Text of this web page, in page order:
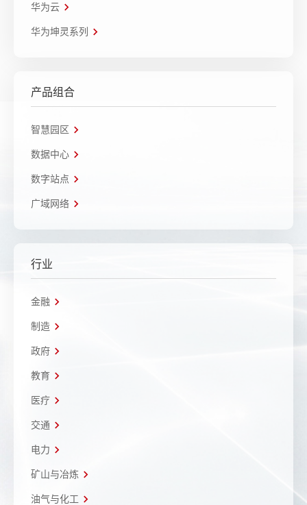
华为云
华为坤灵系列
产品组合
智慧园区
数据中心
数字站点
广域网络
行业
金融
制造
政府
教育
医疗
交通
电力
矿山与冶炼
油气与化工